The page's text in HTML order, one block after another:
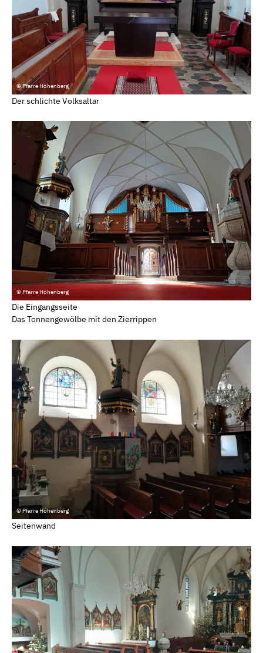
© Pfarre Höhenberg
Der schlichte Volksaltar
© Pfarre Höhenberg
Die Eingangsseite
Das Tonnengewölbe mit den Zierrippen
© Pfarre Höhenberg
Seitenwand